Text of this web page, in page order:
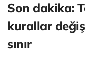
Son dakika:
kurallar
sınır